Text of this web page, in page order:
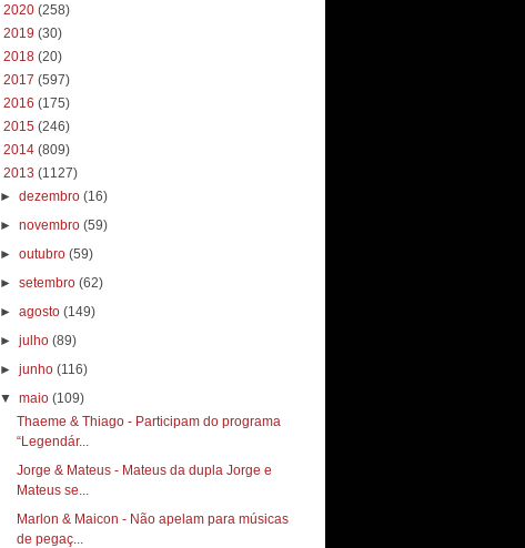
2020 (258)
2019 (30)
2018 (20)
2017 (597)
2016 (175)
2015 (246)
2014 (809)
2013 (1127)
►dezembro(16)
►novembro(59)
►outubro(59)
►setembro(62)
►agosto(149)
►julho(89)
►junho(116)
▼maio(109)
Thaeme & Thiago - Participam do programa
“Legendár...
Jorge & Mateus - Mateus da dupla Jorge e
Mateus se...
Marlon & Maicon - Não apelam para músicas
de pegaç...